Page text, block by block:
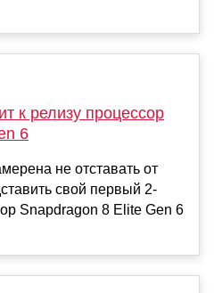
к релизу процессор
6
не отставать от
свой первый 2-
Snapdragon 8 Elite Gen 6